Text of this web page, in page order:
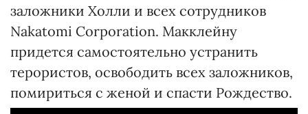
заложники Холли и всех сотрудников
Nakatomi Corporation. Макклейну
придется самостоятельно устранить
терористов, освободить всех заложников,
помириться с женой и спасти Рождество.